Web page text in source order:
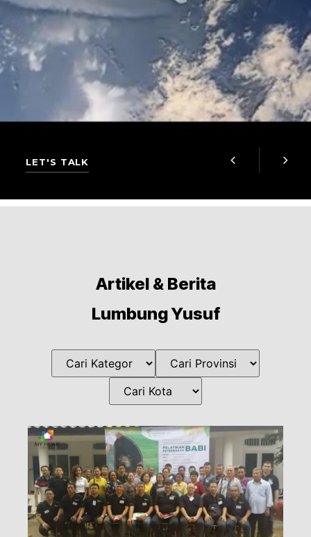
LET'S TALK
Artikel & Berita
Lumbung Yusuf